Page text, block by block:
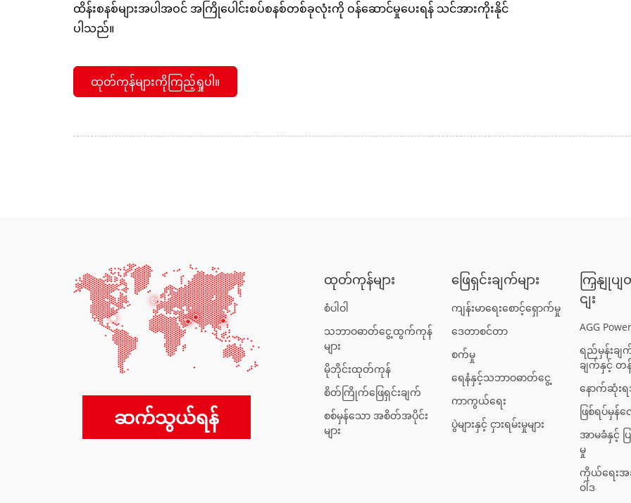
ထိန်းစနစ်များအပါအဝင် အကြိုပေါင်းစပ်စနစ်တစ်ခုလုံးကို ဝန်ဆောင်မှုပေးရန် သင်အားကိုးနိုင်
ပါသည်။
ထုတ်ကုန်များကိုကြည့်ရှုပါ။
ဆက်သွယ်ရန်
ထုတ်ကုန်များ
စံပါဝါ
သဘာဝဓာတ်ငွေ့ထွက်ကုန်
များ
မိုဘိုင်းထုတ်ကုန်
စိတ်ကြိုက်ဖြေရှင်းချက်
စစ်မှန်သော အစိတ်အပိုင်း
များ
ဖြေရှင်းချက်များ
ကျန်းမာရေးစောင့်ရှောက်မှု
ဒေတာစင်တာ
စက်မှု
ရေနံနှင့်သဘာဝဓာတ်ငွေ့
ကာကွယ်ရေး
ပွဲများနှင့် ငှားရမ်းမှုများ
ကြှနျုပ
ငျး
AGG
ရည်မှန်းချက်
ချက်နှင့် တန်
နောက်ဆုံးရ
ဖြစ်ရပ်မှန်
အာမခံနှင့် ပ
မှု
ကိုယ်ရေး
ဝါဒ